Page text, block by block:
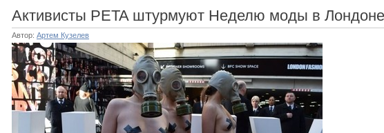
Активисты PETA штурмуют Неделю моды в Лондоне
Автор: Артем Кузелев